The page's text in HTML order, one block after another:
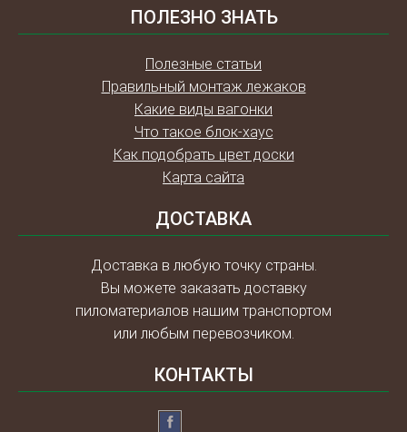
ПОЛЕЗНО ЗНАТЬ
Полезные статьи
Правильный монтаж лежаков
Какие виды вагонки
Что такое блок-хаус
Как подобрать цвет доски
Карта сайта
ДОСТАВКА
Доставка в любую точку страны.
Вы можете заказать доставку
пиломатериалов нашим транспортом
или любым перевозчиком.
КОНТАКТЫ